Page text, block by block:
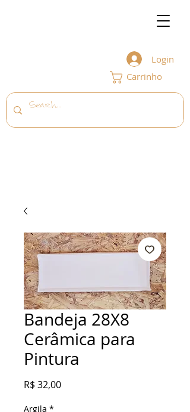
Login
Carrinho
Bandeja 28X8
Cerâmica para
Pintura
R$ 32,00Preço
Argila *